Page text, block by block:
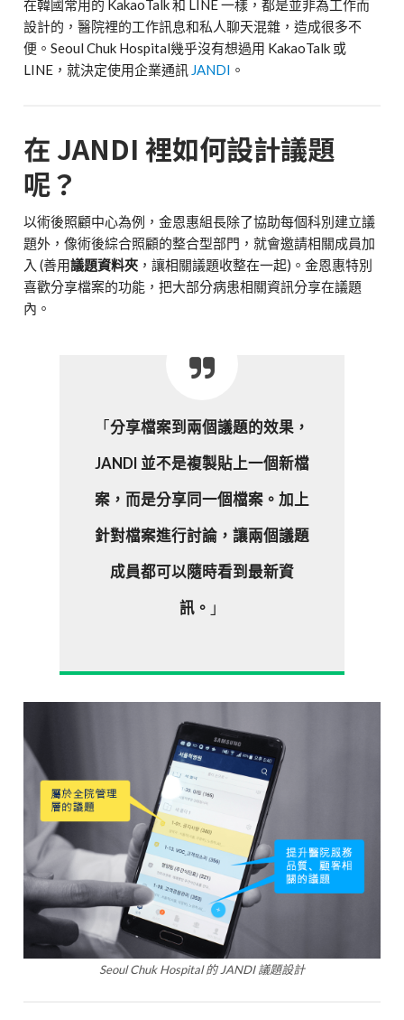
在韓國常用的 KakaoTalk 和 LINE 一樣，都是並非為工作而
設計的，醫院裡的工作訊息和私人聊天混雜，造成很多不
便。Seoul Chuk Hospital幾乎沒有想過用 KakaoTalk 或
LINE，就決定使用企業通訊 JANDI 。
在 JANDI 裡如何設計議題
呢？
以術後照顧中心為例，金恩惠組長除了協助每個科別建立議
題外，像術後綜合照顧的整合型部門，就會邀請相關成員加
入 (善用議題資料夾 ，讓相關議題收整在一起)。金恩惠特別
喜歡分享檔案的功能，把大部分病患相關資訊分享在議題
內。
「 分享檔案到兩個議題的效果，
JANDI 並不是複製貼上一個新檔
案，而是分享同一個檔案。加上
針對檔案進行討論，讓兩個議題
成員都可以隨時看到最新資
訊。 」
Seoul Chuk Hospital 的 JANDI 議題設計